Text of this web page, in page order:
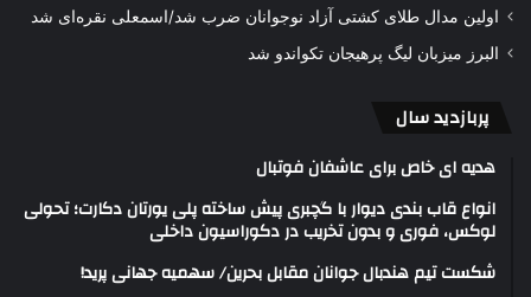
اولین مدال طلای کشتی آزاد نوجوانان ضرب شد/اسمعلی نقره‌ای شد
البرز میزبان لیگ پرهیجان تکواندو شد
پربازدید سال
هدیه ای خاص برای عاشفان فوتبال
انواع قاب بندی دیوار با گچبری پیش ساخته پلی یورتان دکارت؛ تحولی
لوکس، فوری و بدون تخریب در دکوراسیون داخلی
شکست تیم هندبال جوانان مقابل بحرین/ سهمیه جهانی پرید!